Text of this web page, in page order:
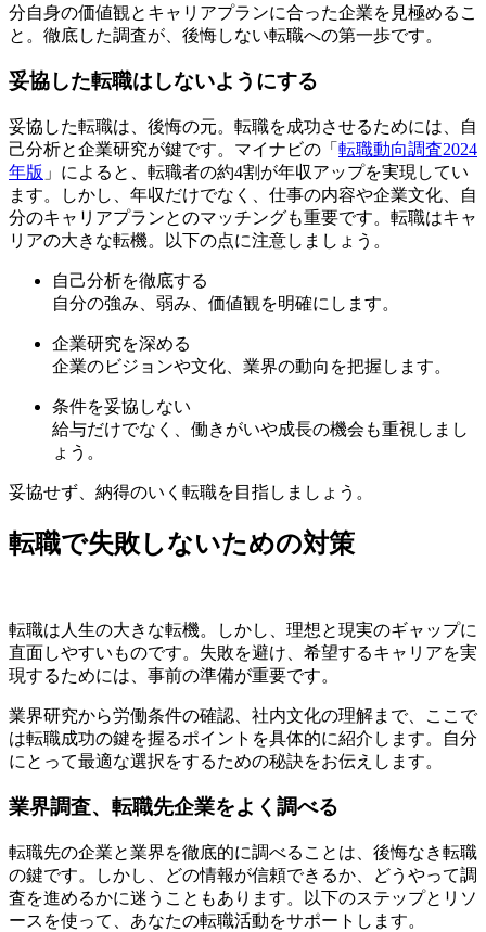
分自身の価値観とキャリアプランに合った企業を見極めるこ
と。徹底した調査が、後悔しない転職への第一歩です。
妥協した転職はしないようにする
妥協した転職は、後悔の元。転職を成功させるためには、自
己分析と企業研究が鍵です。マイナビの「 転職動向調査2024
年版 」によると、転職者の約4割が年収アップを実現してい
ます。しかし、年収だけでなく、仕事の内容や企業文化、自
分のキャリアプランとのマッチングも重要です。転職はキャ
リアの大きな転機。以下の点に注意しましょう。
自己分析を徹底する
自分の強み、弱み、価値観を明確にします。
企業研究を深める
企業のビジョンや文化、業界の動向を把握します。
条件を妥協しない
給与だけでなく、働きがいや成長の機会も重視しまし
ょう。
妥協せず、納得のいく転職を目指しましょう。
転職で失敗しないための対策
転職は人生の大きな転機。しかし、理想と現実のギャップに
直面しやすいものです。失敗を避け、希望するキャリアを実
現するためには、事前の準備が重要です。
業界研究から労働条件の確認、社内文化の理解まで、ここで
は転職成功の鍵を握るポイントを具体的に紹介します。自分
にとって最適な選択をするための秘訣をお伝えします。
業界調査、転職先企業をよく調べる
転職先の企業と業界を徹底的に調べることは、後悔なき転職
の鍵です。しかし、どの情報が信頼できるか、どうやって調
査を進めるかに迷うこともあります。以下のステップとリソ
ースを使って、あなたの転職活動をサポートします。